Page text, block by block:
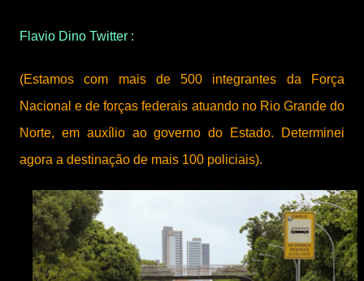
Flavio Dino Twitter :
(Estamos com mais de 500 integrantes da Força
Nacional e de forças federais atuando no Rio Grande do
Norte, em auxílio ao governo do Estado. Determinei
agora a destinação de mais 100 policiais).